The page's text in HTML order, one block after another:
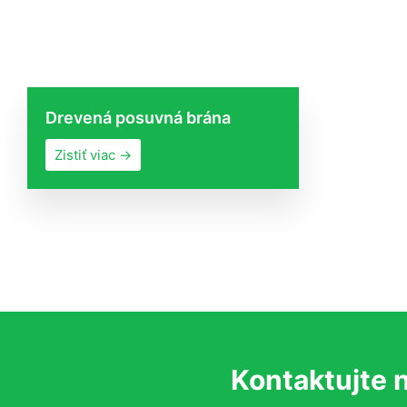
Drevená posuvná brána
Zistiť viac →
Kontaktujte